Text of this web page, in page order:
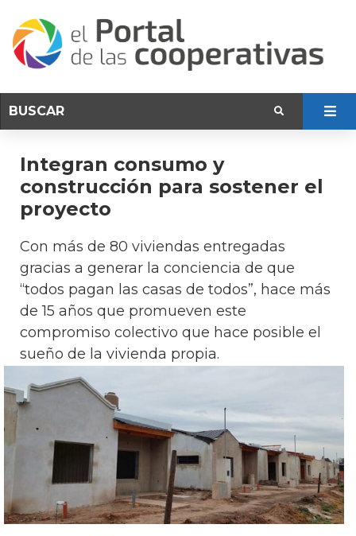
Integran consumo y
construcción para sostener el
proyecto
Con más de 80 viviendas entregadas
gracias a generar la conciencia de que
“todos pagan las casas de todos”, hace más
de 15 años que promueven este
compromiso colectivo que hace posible el
sueño de la vivienda propia.